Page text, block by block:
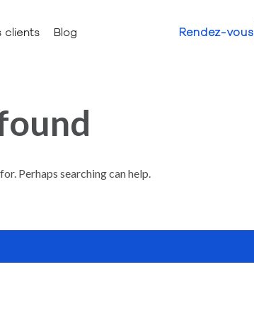
clients Blog Rendez-vous
Perhaps searching can help.